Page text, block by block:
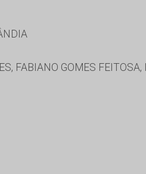
FABIANO GOMES